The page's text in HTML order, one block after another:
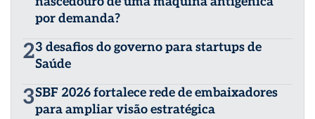
por demanda?
23 desafios do governo para startups de
Saúde
3SBF 2026 fortalece rede de embaixadores
para ampliar visão estratégica